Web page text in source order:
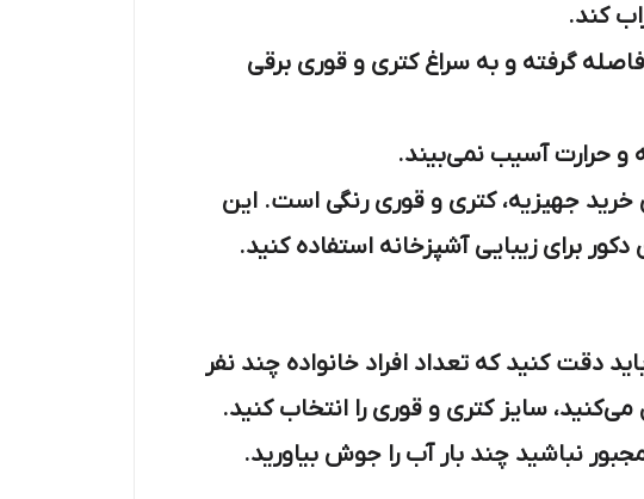
کند.
گرفته و به سراغ کتری و قوری برقی
و حرارت آسیب نمی‌بیند.
جهیزیه، کتری و قوری رنگی است. این
برای زیبایی آشپزخانه استفاده کنید.
دقت کنید که تعداد افراد خانواده چند نفر
سایز کتری و قوری را انتخاب کنید.
نباشید چند بار آب را جوش بیاورید.